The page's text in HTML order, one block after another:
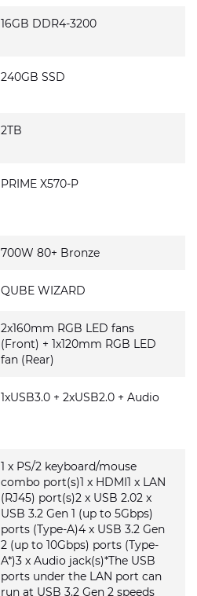
16GB DDR4-3200
240GB SSD
2TB
PRIME X570-P
700W 80+ Bronze
QUBE WIZARD
2x160mm RGB LED fans
(Front) + 1x120mm RGB LED
fan (Rear)
1xUSB3.0 + 2xUSB2.0 + Audio
1 x PS/2 keyboard/mouse
combo port(s)1 x HDMI1 x LAN
(RJ45) port(s)2 x USB 2.02 x
USB 3.2 Gen 1 (up to 5Gbps)
ports (Type-A)4 x USB 3.2 Gen
2 (up to 10Gbps) ports (Type-
A*)3 x Audio jack(s)*The USB
ports under the LAN port can
run at USB 3.2 Gen 2 speeds